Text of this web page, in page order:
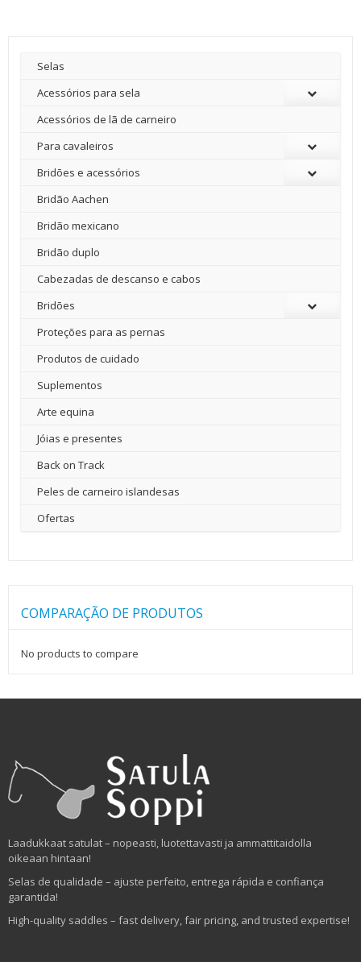
Selas
Acessórios para sela
Acessórios de lã de carneiro
Para cavaleiros
Bridões e acessórios
Bridão Aachen
Bridão mexicano
Bridão duplo
Cabezadas de descanso e cabos
Bridões
Proteções para as pernas
Produtos de cuidado
Suplementos
Arte equina
Jóias e presentes
Back on Track
Peles de carneiro islandesas
Ofertas
COMPARAÇÃO DE PRODUTOS
No products to compare
Laadukkaat satulat – nopeasti, luotettavasti ja ammattitaidolla
oikeaan hintaan!
Selas de qualidade – ajuste perfeito, entrega rápida e confiança
garantida!
High-quality saddles – fast delivery, fair pricing, and trusted expertise!